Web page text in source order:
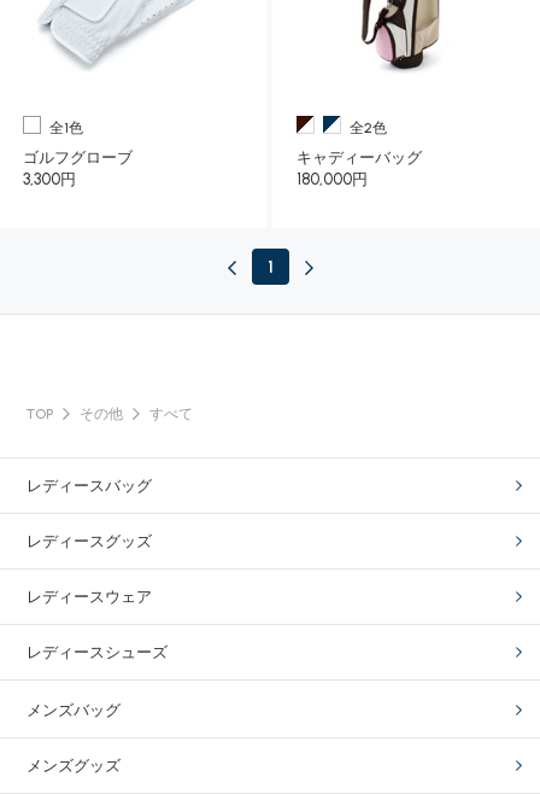
全1色
ゴルフグローブ
3,300円
全2色
キャディーバッグ
180,000円
1
TOP その他 すべて
レディースバッグ
レディースグッズ
レディースウェア
レディースシューズ
メンズバッグ
メンズグッズ